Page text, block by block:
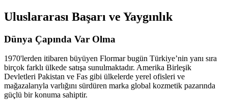
Uluslararası Başarı ve Yaygınlık
Dünya Çapında Var Olma
1970'lerden itibaren büyüyen Flormar bugün Türkiye’nin yanı sıra
birçok farklı ülkede satışa sunulmaktadır. Amerika Birleşik
Devletleri Pakistan ve Fas gibi ülkelerde yerel ofisleri ve
mağazalarıyla varlığını sürdüren marka global kozmetik pazarında
güçlü bir konuma sahiptir.